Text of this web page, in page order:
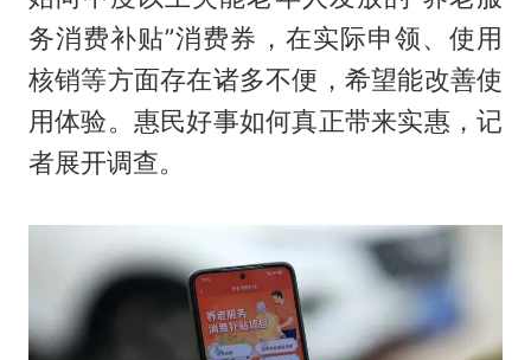
务消费补贴”消费券，在实际申领、使用
核销等方面存在诸多不便，希望能改善使
用体验。惠民好事如何真正带来实惠，记
者展开调查。